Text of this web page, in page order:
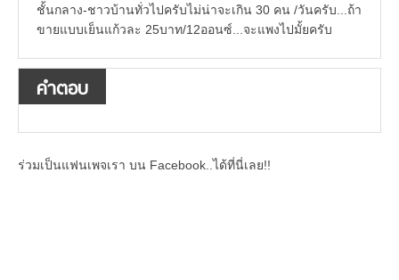
ชั้นกลาง-ชาวบ้านทั่วไปครับไม่น่าจะเกิน 30 คน /วันครับ...ถ้า
ขายแบบเย็นแก้วละ 25บาท/12ออนซ์...จะแพงไปมั้ยครับ
คำตอบ
ร่วมเป็นแฟนเพจเรา บน Facebook..ได้ที่นี่เลย!!